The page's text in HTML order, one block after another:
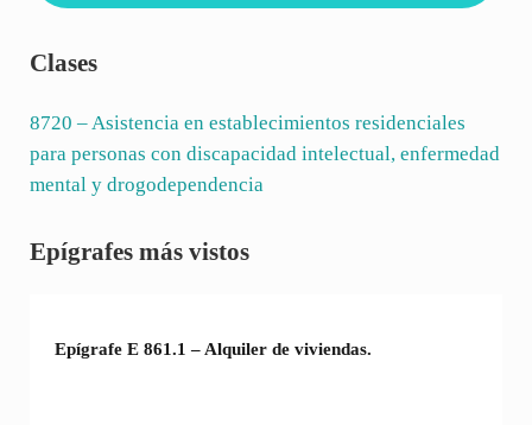
Clases
8720 – Asistencia en establecimientos residenciales
para personas con discapacidad intelectual, enfermedad
mental y drogodependencia
Sidebar
Epígrafes más vistos
Epígrafe E 861.1 – Alquiler de viviendas.